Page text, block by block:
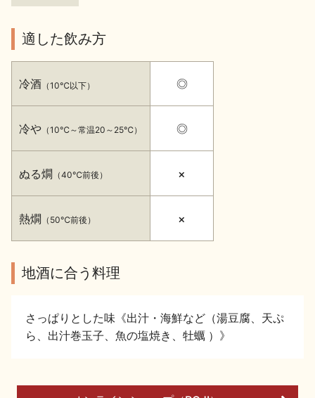
イベント情報TOP 新商品・おすすめ商品
地酒蔵元会WEB展示会 地酒蔵元会利酒会
適した飲み方
冷酒 （10℃以下）
冷や （10℃～常温20～25℃）
ぬる燗 （40℃前後）
熱燗 （50℃前後）
◎
◎
×
×
地酒に合う料理
さっぱりとした味《出汁・海鮮など（湯豆腐、天ぷ
ら、出汁巻玉子、魚の塩焼き、牡蠣 ）》